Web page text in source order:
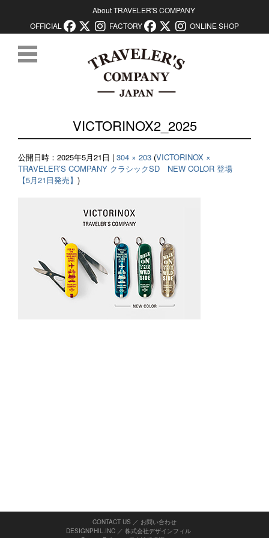
About TRAVELER'S COMPANY
OFFICIAL
FACTORY ONLINE SHOP
VICTORINOX2_2025
公開日時： 2025年5月21日 | 304 × 203 (VICTORINOX ×
TRAVELER’S COMPANY クラシックSD NEW COLOR 登場
【5月21日発売】 )
CONTACT US ／ お問い合わせ
DESIGNPHIL.INC ／ 株式会社デザインフィル